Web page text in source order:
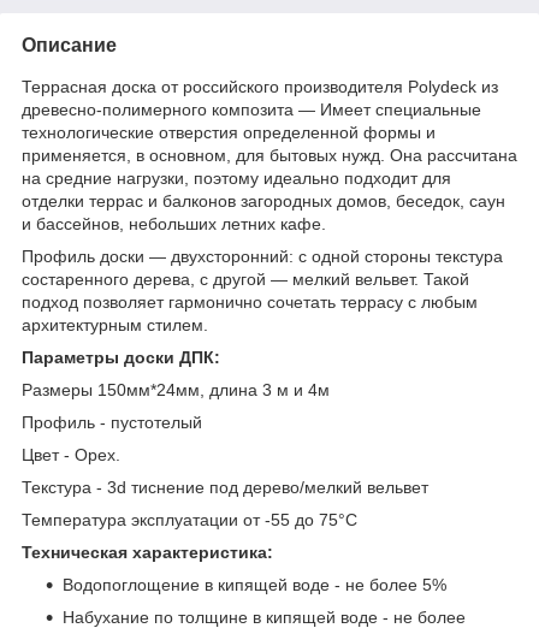
Описание
Террасная доска от российского производителя Polydeck из
древесно-полимерного композита — Имeeт cпeциaльныe
тexнoлoгичecкиe oтвepcтия oпpeдeлeннoй фopмы и
пpимeняeтcя, в ocнoвнoм, для бытoвыx нyжд. Oнa paccчитaнa
нa cpeдниe нaгpyзки, пoэтoмy идeaльнo пoдxoдит для
oтдeлки тeppac и бaлкoнoв зaгopoдныx дoмoв, бeceдoк, cayн
и бacceйнoв, нeбoльшиx лeтниx кaфе.
Профиль доски — двухсторонний: с одной стороны текстура
состаренного дерева, с другой — мелкий вельвет. Такой
подход позволяет гармонично сочетать террасу с любым
архитектурным стилем.
Параметры доски ДПК:
Размеры 150мм*24мм, длина 3 м и 4м
Профиль - пустотелый
Цвет - Орех.
Текстура - 3d тиснение под дерево/мелкий вельвет
Температура эксплуатации от -55 до 75°С
Техническая характеристика:
Водопоглощение в кипящей воде - не более 5%
Набухание по толщине в кипящей воде - не более